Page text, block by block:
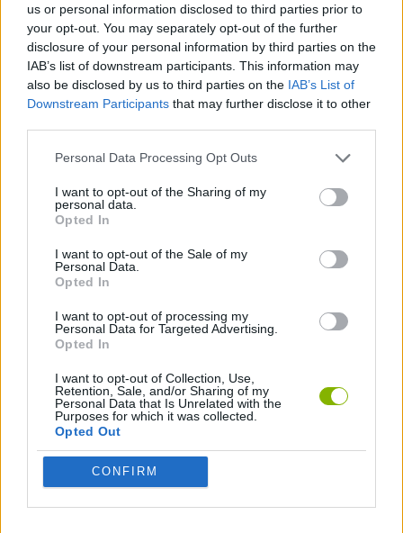
us or personal information disclosed to third parties prior to
your opt-out. You may separately opt-out of the further
disclosure of your personal information by third parties on the
IAB’s list of downstream participants. This information may
also be disclosed by us to third parties on the IAB’s List of
Downstream Participants that may further disclose it to other
Personal Data Processing Opt Outs
I want to opt-out of the Sharing of my
personal data.
Opted In
I want to opt-out of the Sale of my
Personal Data.
Opted In
I want to opt-out of processing my
Personal Data for Targeted Advertising.
Opted In
I want to opt-out of Collection, Use,
Retention, Sale, and/or Sharing of my
Personal Data that Is Unrelated with the
Purposes for which it was collected.
Opted Out
CONFIRM
JOGOS DE ESTRATÉGIA
COLEÇÕES DE JOGOS
JOGOS DE LÓGICA
JOGOS PARA PASSAR O TEMPO
JOGOS DE PENSAR
JOGOS DE PUZZLES E QUEBRA-CABEÇAS
JOGOS DE SIMULADORES
JOGOS COM VIDEO GUIAS